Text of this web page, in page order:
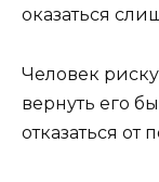
оказаться
Человек
вернуть его
отказаться от